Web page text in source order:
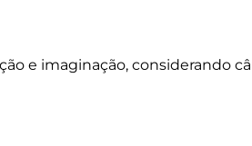
e imaginação, considerando